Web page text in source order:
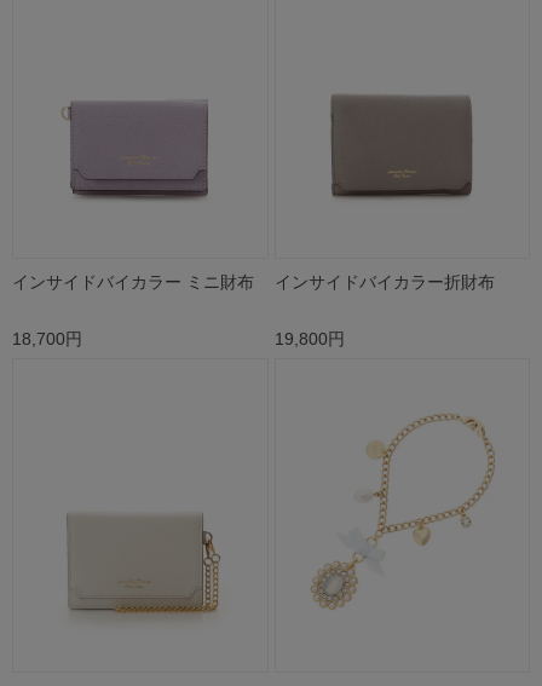
インサイドバイカラー ミニ財布
18,700円
インサイドバイカラー折財布
19,800円